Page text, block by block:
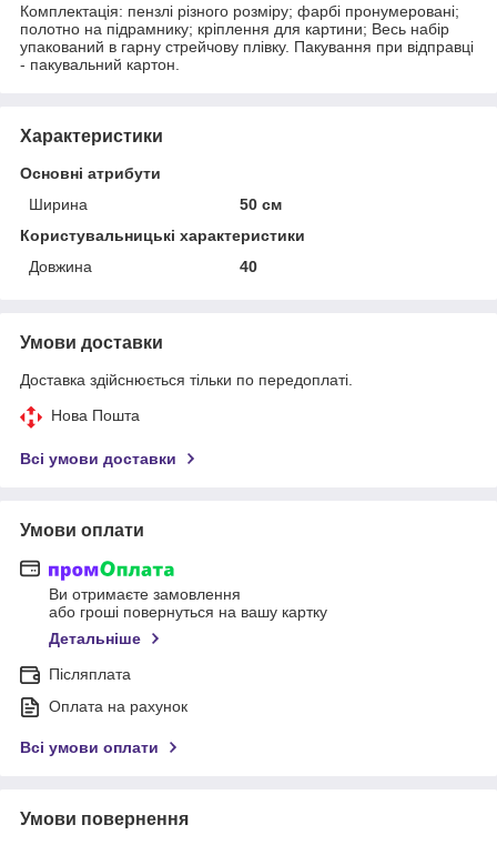
Комплектація: пензлі різного розміру; фарбі пронумеровані;
полотно на підрамнику; кріплення для картини; Весь набір
упакований в гарну стрейчову плівку. Пакування при відправці
- пакувальний картон.
Характеристики
Основні атрибути
Ширина
50 см
Користувальницькі характеристики
Довжина
40
Умови доставки
Доставка здійснюється тільки по передоплаті.
Нова Пошта
Всі умови доставки
Умови оплати
Ви отримаєте замовлення
або гроші повернуться на вашу картку
Детальніше
Післяплата
Оплата на рахунок
Всі умови оплати
Умови повернення